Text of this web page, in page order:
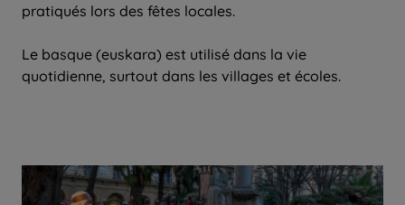
pratiqués lors des fêtes locales.
Le basque (euskara) est utilisé dans la vie
quotidienne, surtout dans les villages et écoles.